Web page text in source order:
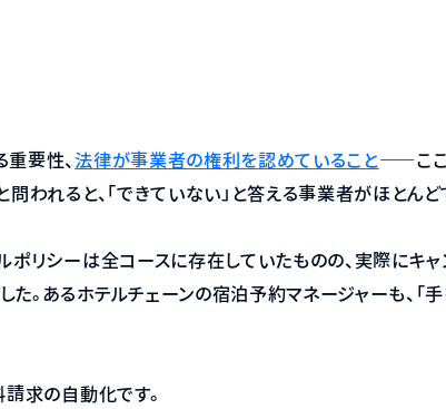
要性、 法律が事業者の権利を認めていること——こ
われると、「できていない」と答える事業者がほとんど
リシーは全コースに存在していたものの、実際にキャ
。あるホテルチェーンの宿泊予約マネージャーも、「
請求の自動化です。